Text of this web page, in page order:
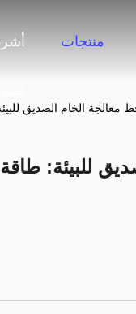
منتجات
معالجة الخام الصديق
للبيئة: